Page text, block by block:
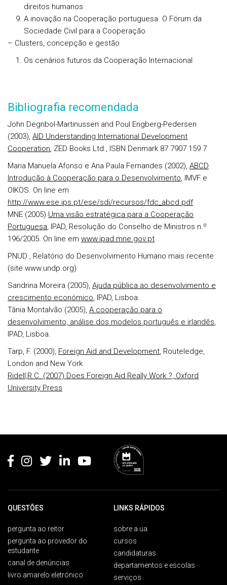
direitos humanos
A inovação na Cooperação portuguesa. O Fórum da
Sociedade Civil para a Cooperação
– Clusters, concepção e gestão
Os cenários futuros da Cooperação Internacional
Bibliografia recomendada
John Degnbol-Martinussen and Poul Engberg-Pedersen
(2003), AID Understanding International Development
Cooperation, ZED Books Ltd., ISBN Denmark 87 7907 159 7
Maria Manuela Afonso e Ana Paula Fernandes (2002), ABCD
Introdução à Cooperação para o Desenvolvimento, IMVF e
OIKOS. On line em
http://www.ese.ips.pt/ese/sdi/recursos/fdc_abcd.pdf
MNE (2005) Uma visão estratégica para a Cooperação
Portuguesa, IPAD, Resolução do Conselho de Ministros n.º
196/2005. On line em www.ipad.mne.gov.pt
PNUD , Relatório do Desenvolvimento Humano mais recente
(site www.undp.org)
Sandrina Moreira (2005), Ajuda pública ao desenvolvimento e
crescimento económico, IPAD, Lisboa.
Tânia Montalvão (2005), A cooperação para o
desenvolvimento, análise dos modelos português e irlandês,
IPAD, Lisboa.
Tarp, F. (2000), Foreign Aid and Development, Routeledge,
London and New York
Ridell,R.C. (2007) Does Foreign Aid Really Work ?, Oxford
University Press
QUESTÕES
pergunta ao reitor
pergunta ao provedor do
estudante
canal de denúncias
livro amarelo eletrónico
LINKS RÁPIDOS
sobre a ua
cursos
candidaturas
departamentos e escolas
serviços